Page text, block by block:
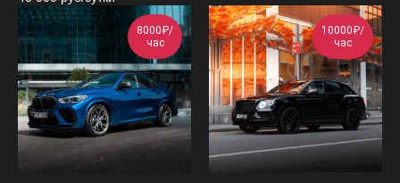
8000₽/
час
10000₽/
час